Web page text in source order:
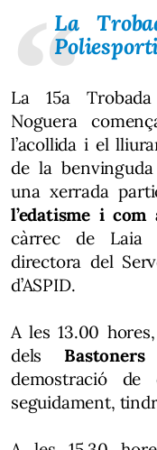
La
La 15a
Noguera
l’acollida i el
de la
una xerrada
l’edatisme i com
càrrec de Laia
directora del
d’ASPID.
A les 13.00
dels
demostració de
seguidament,